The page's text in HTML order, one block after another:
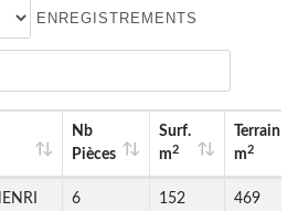
ENREGISTREMENTS
Nb
Pièces
Surf.
m2
Terrain
m2
6 152 469